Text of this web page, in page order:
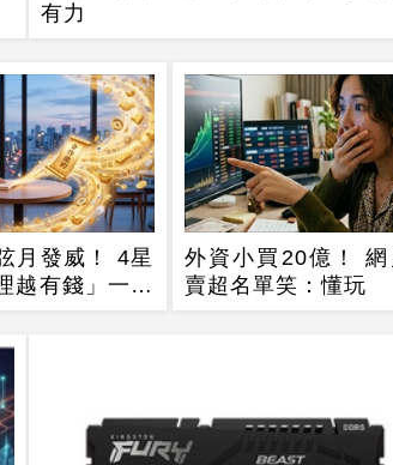
有力
月發威！ 4星
越有錢」一路
外資小買20億！ 網
賣超名單笑：懂玩